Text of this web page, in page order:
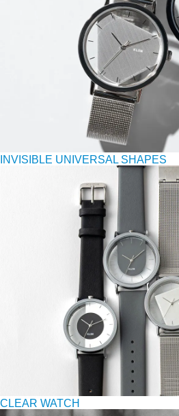
INVISIBLE UNIVERSAL SHAPES
CLEAR WATCH